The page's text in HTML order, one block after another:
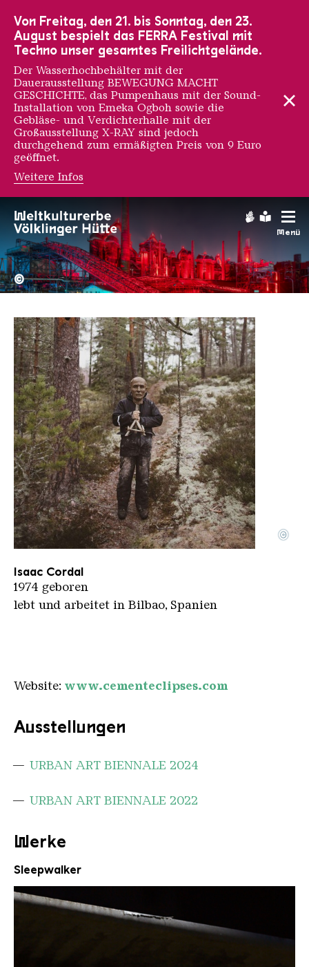
Menü
Isaac Cordal
Hochofengruppe in Rot
Copyright:
©
Portrait Isaac Cordal
Copyright: Henrik Lund
©
Isaac Cordal
1974 geboren
lebt und arbeitet in Bilbao, Spanien
Website: www.cementeclipses.com
Ausstellungen
URBAN ART BIENNALE 2024
URBAN ART BIENNALE 2022
Werke
Sleepwalker
Von Freitag, den 21. bis Sonntag, den 23.
August bespielt das FERRA Festival mit
Techno unser gesamtes Freilichtgelände.
Der Wasserhochbehälter mit der
Dauerausstellung BEWEGUNG MACHT
GESCHICHTE, das Pumpenhaus mit der Sound-
Installation von Emeka Ogboh sowie die
Gebläse- und Verdichterhalle mit der
Großausstellung X-RAY sind jedoch
durchgehend zum ermäßigten Preis von 9 Euro
geöffnet.
Weitere Infos